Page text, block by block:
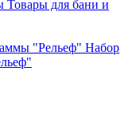
Товары для бани и
Набор